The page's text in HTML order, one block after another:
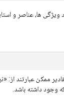
ویژگی ها، عناصر و
ممکن عبارتند از:
وجود داشته باشد.